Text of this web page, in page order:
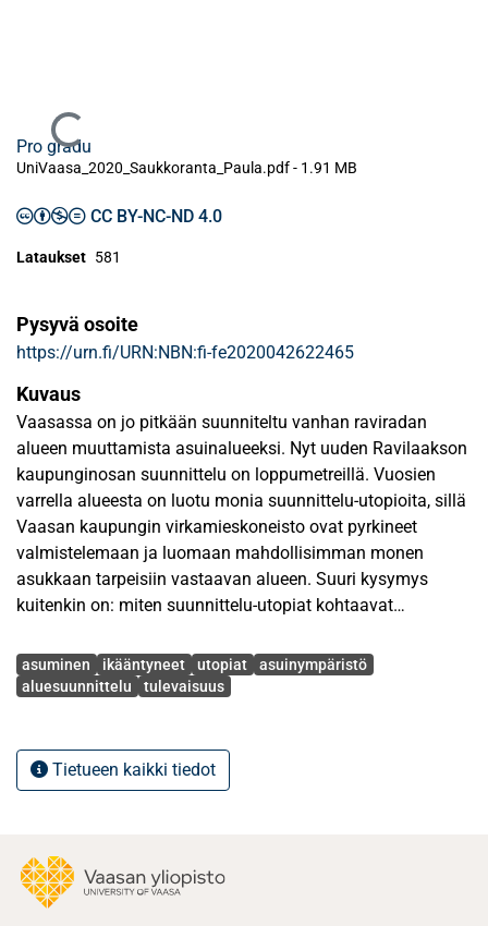
Ladataan...
Pro gradu
UniVaasa_2020_Saukkoranta_Paula.pdf - 1.91 MB
CC BY-NC-ND 4.0
Lataukset 581
Pysyvä osoite
https://urn.fi/URN:NBN:fi-fe2020042622465
Kuvaus
Vaasassa on jo pitkään suunniteltu vanhan raviradan
alueen muuttamista asuinalueeksi. Nyt uuden Ravilaakson
kaupunginosan suunnittelu on loppumetreillä. Vuosien
varrella alueesta on luotu monia suunnittelu-utopioita, sillä
Vaasan kaupungin virkamieskoneisto ovat pyrkineet
valmistelemaan ja luomaan mahdollisimman monen
asukkaan tarpeisiin vastaavan alueen. Suuri kysymys
kuitenkin on: miten suunnittelu-utopiat kohtaavat
miten julkishallinnolliset suunnittelu-utopiat kohtaavat
asukkaiden asumisutopiat?
kohtalaisen hyvä, mutta puutteitakin on, erityisesti
erityisryhmien, kuten ikääntyneiden asumissa. Mikäli
yhteiskunnalle. Kotona asumisen tueksi on monia
palveluita, joita pyritään tarjoamaan myös Ravilaakson
Avainsanat
asuminen ikääntyneet utopiat
asuinympäristö
aluesuunnittelu
tulevaisuus
Tietueen kaikki tiedot